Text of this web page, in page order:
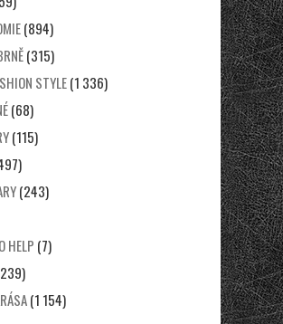
(894)
(315)
STYLE(1 336)
(68)
(115)
(243)
HELP (7)
(1 154)